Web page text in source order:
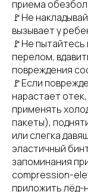
приема
🚩Не
вызывает у
🚩Не
перелом,
повреждения
🚩Если
нарастает
применять
пакеты),
или слегка
эластичный
запоминания
compression-
приложить лёд-